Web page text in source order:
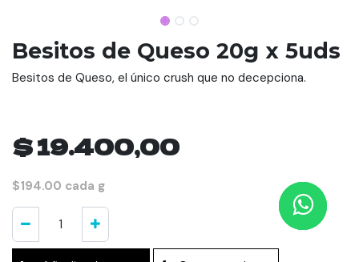
Besitos de Queso 20g x 5uds
Besitos de Queso, el único crush que no decepciona.
$19.400,00
$194.00 cada g